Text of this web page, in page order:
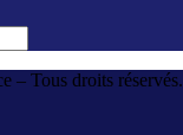
– Tous droits réservés.